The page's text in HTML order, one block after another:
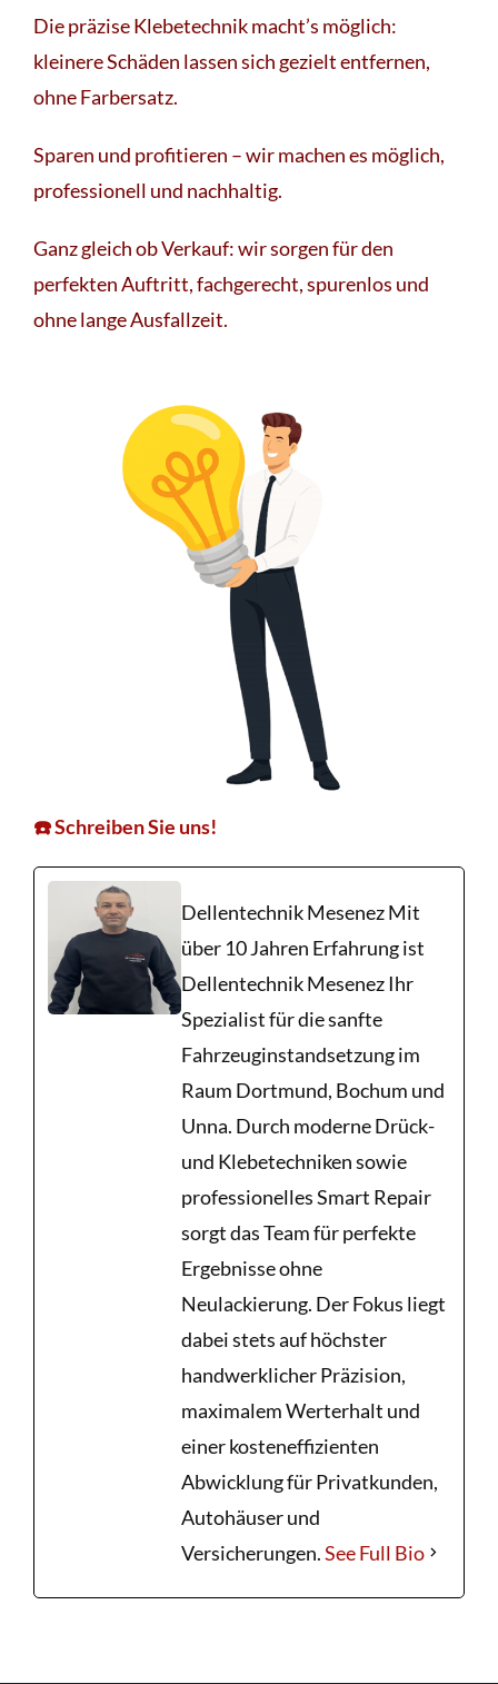
Die präzise Klebetechnik macht’s möglich:
kleinere Schäden lassen sich gezielt entfernen,
ohne Farbersatz.
Sparen und profitieren – wir machen es möglich,
professionell und nachhaltig.
Ganz gleich ob Verkauf: wir sorgen für den
perfekten Auftritt, fachgerecht, spurenlos und
ohne lange Ausfallzeit.
☎️ Schreiben Sie uns!
Dellentechnik Mesenez Mit
über 10 Jahren Erfahrung ist
Dellentechnik Mesenez Ihr
Spezialist für die sanfte
Fahrzeuginstandsetzung im
Raum Dortmund, Bochum und
Unna. Durch moderne Drück-
und Klebetechniken sowie
professionelles Smart Repair
sorgt das Team für perfekte
Ergebnisse ohne
Neulackierung. Der Fokus liegt
dabei stets auf höchster
handwerklicher Präzision,
maximalem Werterhalt und
einer kosteneffizienten
Abwicklung für Privatkunden,
Autohäuser und
Versicherungen.See Full Bio